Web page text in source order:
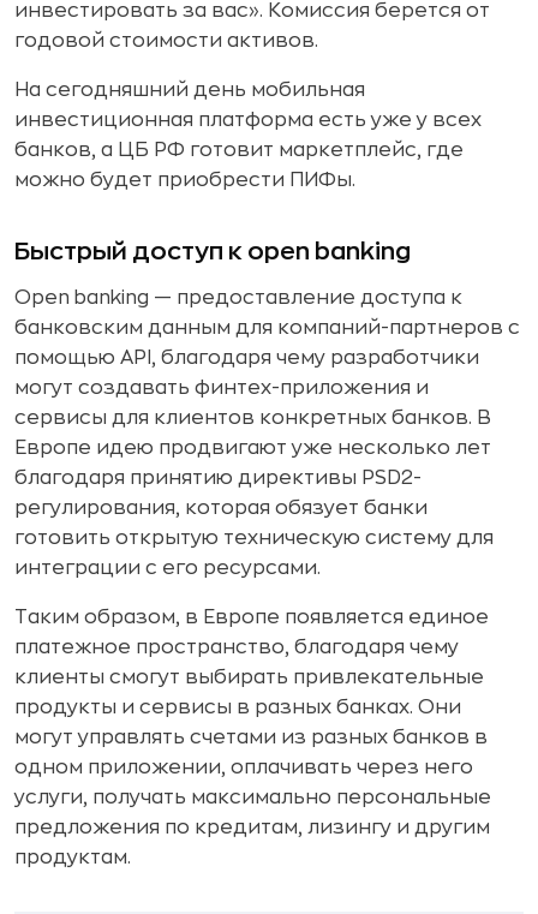
инвестировать за вас». Комиссия берется от
годовой стоимости активов.
На сегодняшний день мобильная
инвестиционная платформа есть уже у всех
банков, а ЦБ РФ готовит маркетплейс, где
можно будет приобрести ПИФы.
Быстрый доступ к open banking
Open banking — предоставление доступа к
банковским данным для компаний-партнеров с
помощью API, благодаря чему разработчики
могут создавать финтех-приложения и
сервисы для клиентов конкретных банков. В
Европе идею продвигают уже несколько лет
благодаря принятию директивы PSD2-
регулирования, которая обязует банки
готовить открытую техническую систему для
интеграции с его ресурсами.
Таким образом, в Европе появляется единое
платежное пространство, благодаря чему
клиенты смогут выбирать привлекательные
продукты и сервисы в разных банках. Они
могут управлять счетами из разных банков в
одном приложении, оплачивать через него
услуги, получать максимально персональные
предложения по кредитам, лизингу и другим
продуктам.